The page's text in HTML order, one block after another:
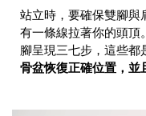
站立時，要確保雙腳與
有一條線拉著你的頭頂
腳呈現三七步，這些都
骨盆恢復正確位置，並